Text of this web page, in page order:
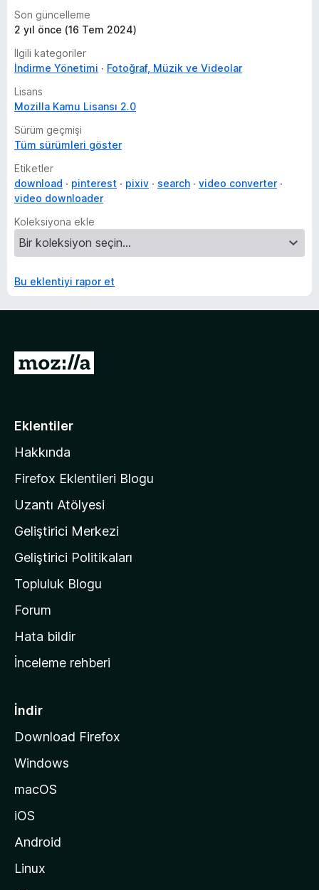
Son güncelleme
2 yıl önce (16 Tem 2024)
İlgili kategoriler
İndirme Yönetimi
Fotoğraf, Müzik ve Videolar
Lisans
Mozilla Kamu Lisansı 2.0
Sürüm geçmişi
Tüm sürümleri göster
Etiketler
download
pinterest pixiv search
video converter
video downloader
Koleksiyona ekle
Bu eklentiyi rapor et
M
i
l
a
n
ı
n
n
a
s
y
a
ı
n
i
d
Eklentiler
Hakkında
Firefox Eklentileri Blogu
Uzantı Atölyesi
Geliştirici Merkezi
Geliştirici Politikaları
Topluluk Blogu
Forum
Hata bildir
İnceleme rehberi
İndir
Download Firefox
Windows
macOS
iOS
Android
Linux